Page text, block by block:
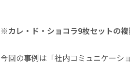
※カレ・ド・ショコラ9枚セットの複
今回の事例は「社内コミュニケーシ